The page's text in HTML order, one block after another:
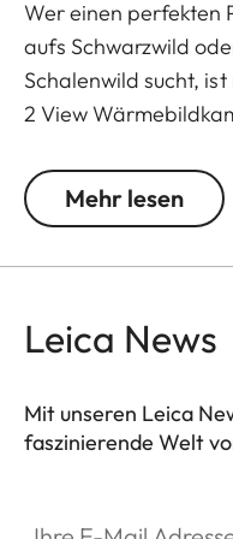
Wer einen perfekten
aufs Schwarzwild
Schalenwild sucht,
2 View
überzeugt die
perfekt aufeinander
Nachtmodus durch
Augenabstand
Einblickverhalten
Mehr lesen
Leica News
Mit unseren Leica
faszinierende Welt